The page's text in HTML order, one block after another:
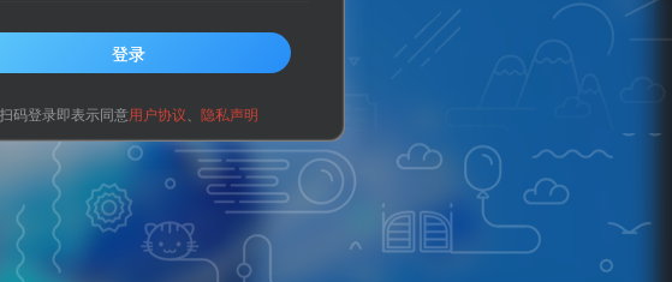
登录
扫码登录即表示同意用户协议 隐私声明